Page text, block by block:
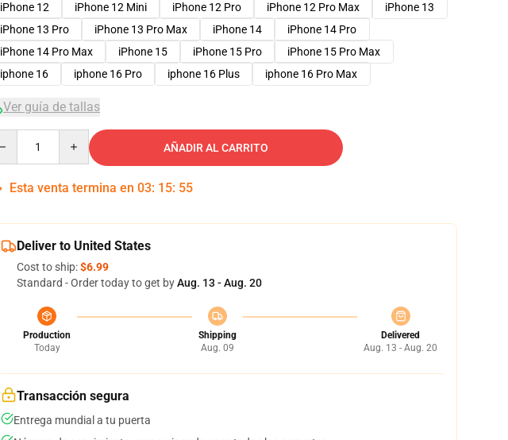
iPhone 12
iPhone 12 Mini iPhone 12 Pro iPhone 12 Pro Max
iPhone 13
iPhone 13 Pro
iPhone 13 Pro Max iPhone 14
iPhone 14 Pro
iPhone 14 Pro Max
iPhone 15 iPhone 15 Pro
iPhone 15 Pro Max
iphone 16
iphone 16 Pro iphone 16 Plus iphone 16 Pro Max
Ver guía de tallas
AÑADIR AL CARRITO
Esta venta termina en 03: 15: 54
Deliver to United States
Cost to ship:$6.99
Standard - Order today to get byAug. 13 - Aug. 20
Production
Today
Shipping
Aug. 09
Delivered
Aug. 13 - Aug. 20
Transacción segura
Entrega mundial a tu puerta